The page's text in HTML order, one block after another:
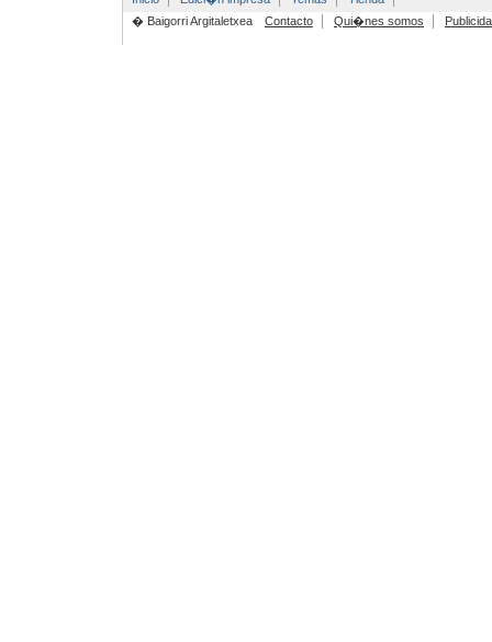
� Baigorri Argitaletxea
Contacto Qui�nes somos